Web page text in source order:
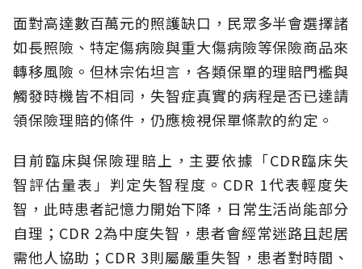
面對高達數百萬元的照護缺口，民眾多半會選擇諸
如長照險、特定傷病險與重大傷病險等保險商品來
轉移風險。但林宗佑坦言，各類保單的理賠門檻與
觸發時機皆不相同，失智症真實的病程是否已達請
領保險理賠的條件，仍應檢視保單條款的約定。
目前臨床與保險理賠上，主要依據「CDR臨床失
智評估量表」判定失智程度。CDR 1代表輕度失
智，此時患者記憶力開始下降，日常生活尚能部分
自理；CDR 2為中度失智，患者會經常迷路且起居
需他人協助；CDR 3則屬嚴重失智，患者對時間、